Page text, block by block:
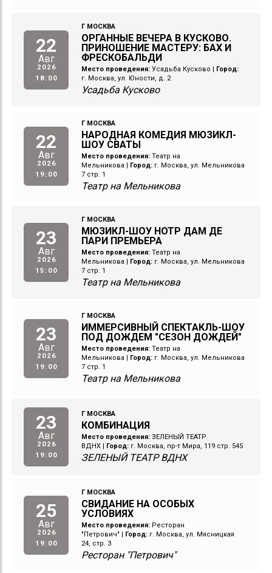
22
Авг
2026
18:00
Г МОСКВА
ОРГАННЫЕ ВЕЧЕРА В КУСКОВО.
ПРИНОШЕНИЕ МАСТЕРУ: БАХ И
ФРЕСКОБАЛЬДИ
Место проведения: Усадьба Кусково
Город:
г. Москва, ул. Юности, д. 2
Усадьба Кусково
22
Авг
2026
19:00
Г МОСКВА
НАРОДНАЯ КОМЕДИЯ МЮЗИКЛ-
ШОУ СВАТЫ
Место проведения: Театр на
Мельникова
Город: г. Москва, ул. Мельникова
7 стр. 1
Театр на Мельникова
23
Авг
2026
15:00
Г МОСКВА
МЮЗИКЛ-ШОУ НОТР ДАМ ДЕ
ПАРИ ПРЕМЬЕРА
Место проведения: Театр на
Мельникова
Город: г. Москва, ул. Мельникова
7 стр. 1
Театр на Мельникова
23
Авг
2026
19:00
Г МОСКВА
ИММЕРСИВНЫЙ СПЕКТАКЛЬ-ШОУ
ПОД ДОЖДЕМ "СЕЗОН ДОЖДЕЙ"
Место проведения: Театр на
Мельникова
Город: г. Москва, ул. Мельникова
7 стр. 1
Театр на Мельникова
23
Авг
2026
19:00
Г МОСКВА
КОМБИНАЦИЯ
Место проведения: ЗЕЛЕНЫЙ ТЕАТР
ВДНХ | Город: г. Москва, пр-т Мира, 119 стр. 545
ЗЕЛЕНЫЙ ТЕАТР ВДНХ
25
Авг
2026
19:00
Г МОСКВА
СВИДАНИЕ НА ОСОБЫХ
УСЛОВИЯХ
Место проведения: Ресторан
"Петрович"
Город: г. Москва, ул. Мясницкая
24, стр. 3
Ресторан "Петрович"